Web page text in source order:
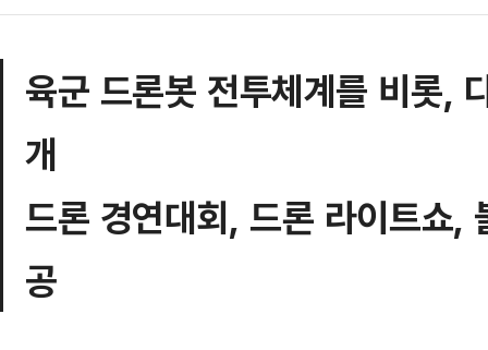
육군 드론봇 전투체계를 비롯,
개
드론 경연대회, 드론 라이트쇼,
공